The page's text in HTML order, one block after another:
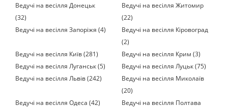
Ведучі на весілля Донецьк
(32)
Ведучі на весілля Житомир
(22)
Ведучі на весілля Запоріжя (4)
Ведучі на весілля Кіровоград
(2)
Ведучі на весілля Київ (281)
Ведучі на весілля Крим (3)
Ведучі на весілля Луганськ (5)
Ведучі на весілля Луцьк (75)
Ведучі на весілля Львів (242)
Ведучі на весілля Миколаїв
(20)
Ведучі на весілля Одеса (42)
Ведучі на весілля Полтава